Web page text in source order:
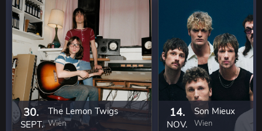
30.
SEPT.
The Lemon Twigs
Wien
14.
NOV.
Son Mieux
Wien